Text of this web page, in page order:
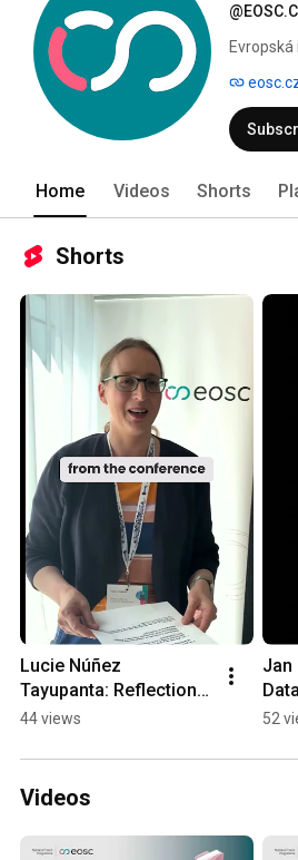
Home Videos Shorts
Shorts
Lucie Núñez
Tayupanta: Reflections
from Research Data
Tripartite Event 2025
44 views
Jan
52
Videos